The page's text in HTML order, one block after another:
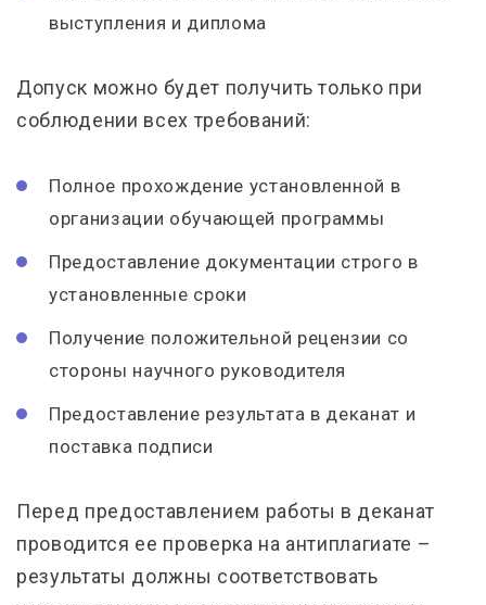
выступления и диплома
Допуск можно будет получить только при
соблюдении всех требований:
Полное прохождение установленной в
организации обучающей программы
Предоставление документации строго в
установленные сроки
Получение положительной рецензии со
стороны научного руководителя
Предоставление результата в деканат и
поставка подписи
Перед предоставлением работы в деканат
проводится ее проверка на антиплагиате –
результаты должны соответствовать